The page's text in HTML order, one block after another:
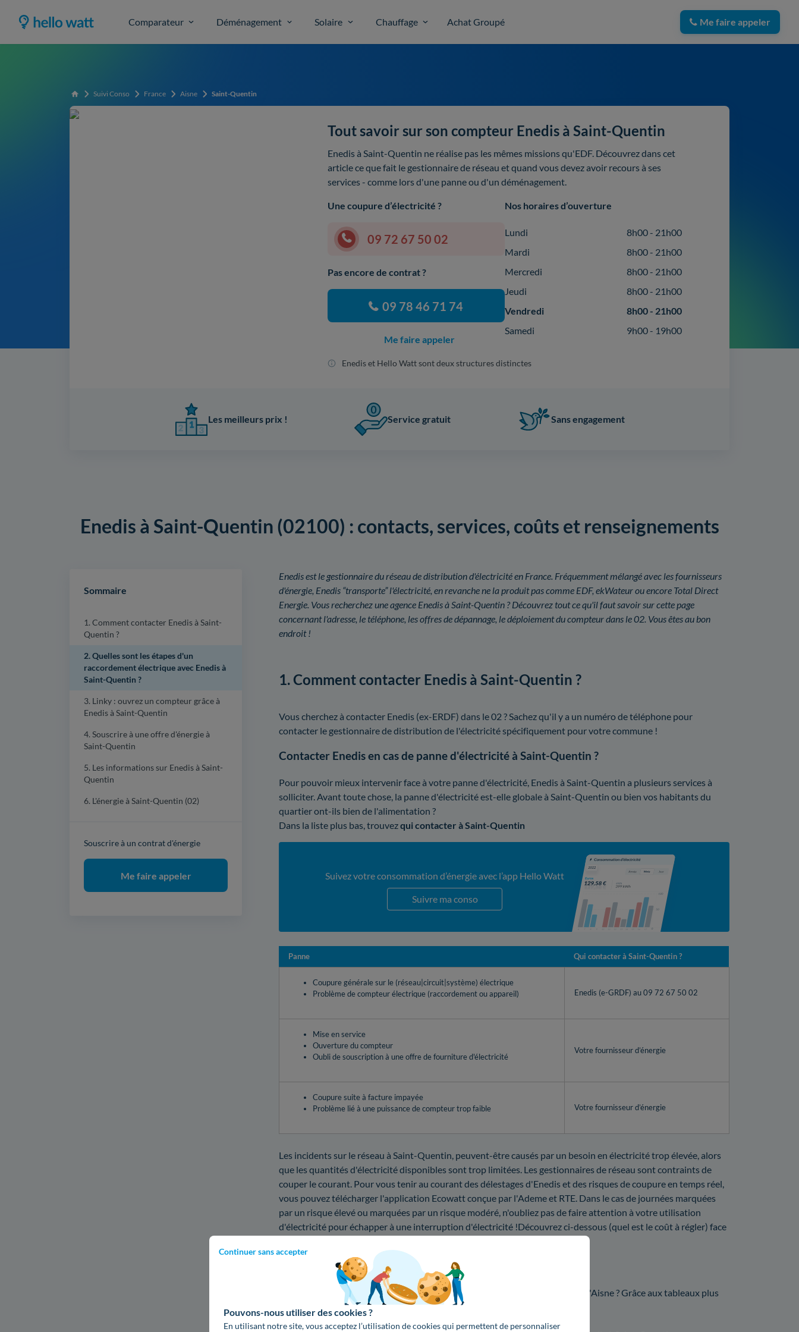
Comparateur Déménagement Solaire Chauffage Achat Groupé Me faire appeler
Continuer sans accepter
Pouvons-nous utiliser des cookies ?
En utilisant notre site, vous acceptez l’utilisation de cookies qui permettent de personnaliser
Accueil Suivi Conso France Aisne Saint-Quentin
Tout savoir sur son compteur Enedis à Saint-Quentin
Enedis à Saint-Quentin ne réalise pas les mêmes missions qu'EDF. Découvrez dans cet
article ce que fait le gestionnaire de réseau et quand vous devez avoir recours à ses
services - comme lors d'une panne ou d'un déménagement.
Une coupure d’électricité ?
09 72 67 50 02
Pas encore de contrat ?
09 78 46 71 74
Me faire appeler
Nos horaires d’ouverture
Lundi
8h00 - 21h00
Mardi
8h00 - 21h00
Mercredi
8h00 - 21h00
Jeudi
8h00 - 21h00
Vendredi
8h00 - 21h00
Samedi
9h00 - 19h00
Enedis et Hello Watt sont deux structures distinctes
Les meilleurs prix ! Service gratuit Sans engagement
Enedis à Saint-Quentin (02100) : contacts, services, coûts et renseignements
Sommaire
1. Comment contacter Enedis à Saint-
Quentin ?
2. Quelles sont les étapes d'un
raccordement électrique avec Enedis à
Saint-Quentin ?
3. Linky : ouvrez un compteur grâce à
Enedis à Saint-Quentin
4. Souscrire à une offre d'énergie à
Saint-Quentin
5. Les informations sur Enedis à Saint-
Quentin
6. L'énergie à Saint-Quentin (02)
Souscrire à un contrat d'énergie
Me faire appeler
Enedis est le gestionnaire du réseau de distribution d'électricité en France. Fréquemment mélangé avec les fournisseurs
d'énergie, Enedis “transporte” l'électricité, en revanche ne la produit pas comme EDF, ekWateur ou encore Total Direct
Energie. Vous recherchez une agence Enedis à Saint-Quentin ? Découvrez tout ce qu'il faut savoir sur cette page
concernant l'adresse, le téléphone, les offres de dépannage, le déploiement du compteur dans le 02. Vous êtes au bon
endroit !
1. Comment contacter Enedis à Saint-Quentin ?
Vous cherchez à contacter Enedis (ex-ERDF) dans le 02 ? Sachez qu'il y a un numéro de téléphone pour
contacter le gestionnaire de distribution de l'électricité spécifiquement pour votre commune !
Contacter Enedis en cas de panne d'électricité à Saint-Quentin ?
Pour pouvoir mieux intervenir face à votre panne d'électricité, Enedis à Saint-Quentin a plusieurs services à
solliciter. Avant toute chose, la panne d'électricité est-elle globale à Saint-Quentin ou bien vos habitants du
quartier ont-ils bien de l'alimentation ?
Dans la liste plus bas, trouvezqui contacter à Saint-Quentin
Suivez votre consommation d’énergie avec l’app Hello Watt
Suivre ma conso
Panne Qui contacter à Saint-Quentin ?
Coupure générale sur le (réseau|circuit|système) électrique
Problème de compteur électrique (raccordement ou appareil)
Enedis (e-GRDF) au 09 72 67 50 02
Mise en service
Ouverture du compteur
Oubli de souscription à une offre de fourniture d'électricité
Votre fournisseur d’énergie
Coupure suite à facture impayée
Problème lié à une puissance de compteur trop faible
Votre fournisseur d’énergie
Les incidents sur le réseau à Saint-Quentin, peuvent-être causés par un besoin en électricité trop élevée, alors
que les quantités d'électricité disponibles sont trop limitées. Les gestionnaires de réseau sont contraints de
couper le courant. Pour vous tenir au courant des délestages d'Enedis et des risques de coupure en temps réel,
vous pouvez télécharger l'application Ecowatt conçue par l'Ademe et RTE. Dans le cas de journées marquées
par un risque élevé ou marquées par un risque modéré, n'oubliez pas de faire attention à votre utilisation
d'électricité pour échapper à une interruption d'électricité !Découvrez ci-dessous (quel est le coût à régler) face
Coupure au 02100 : combien coûte une intervention ?
Vous désirez connaître les prix d'un dépannage d'électricité par Enedis dans l'Aisne ? Grâce aux tableaux plus
bas, trouvez les renseignements sur le prix d'un tel service :
Changer la puissance de votre compteur électrique